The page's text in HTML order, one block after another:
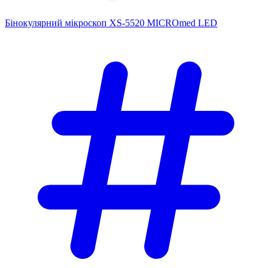
Бінокулярний мікроскоп XS-5520 MICROmed LED